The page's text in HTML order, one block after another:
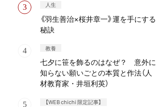
人生
《羽生善治×桜井章一》運を手にする
秘訣
教養
七夕に笹を飾るのはなぜ？ 意外に
知らない願いごとの本質と作法（人
材教育家・井垣利英）
【WEB chichi 限定記事】